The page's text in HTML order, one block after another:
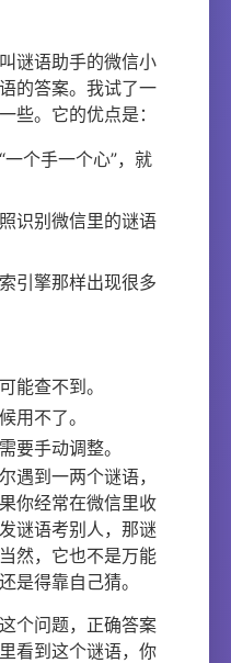
谜语助手的微信小
的答案。我试了一
些。它的优点是：
个手一个心”，就
识别微信里的谜语
引擎那样出现很多
能查不到。
用不了。
要手动调整。
遇到一两个谜语，
你经常在微信里收
谜语考别人，那谜
然，它也不是万能
是得靠自己猜。
个问题，正确答案
看到这个谜语，你